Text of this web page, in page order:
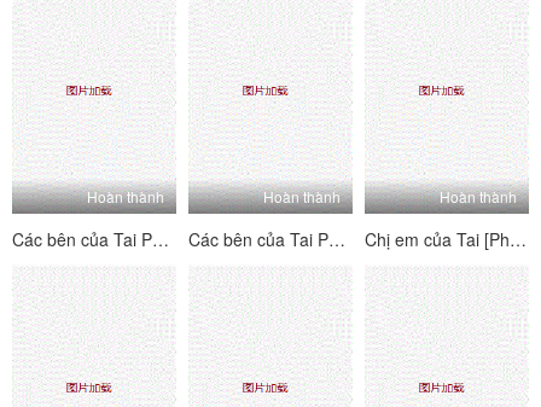
Hoàn thành
Các bên của Tai PK House's Tai's Sides [2] Vui vẻ và hai mặt ~ Kiểm tra trang web để xem mỗi người chơi B-Showers của B-Players ~ Lolita hét lên, đam mê và hung dữ!
Hoàn thành
Các bên của Tai PK House's Tai's Sides [1] Vui vẻ và hai mặt ~ Kiểm tra trang nơi bạn có thể thấy từng người chơi chữ B của người chơi la hét, đam mê và hung dữ!
Hoàn thành
Chị em của Tai [Phiên bản quyến rũ nhảy khỏa thân] Một tình yêu dâm dục siêu nhiều người, một cái nhìn siêu đa dạng với mức độ khó khăn cao